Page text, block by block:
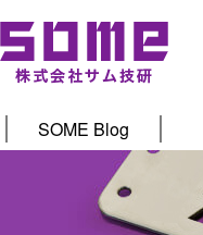
SOME Blog